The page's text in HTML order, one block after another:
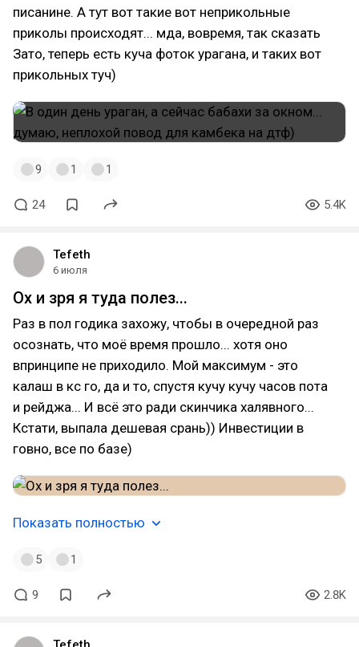
писанине. А тут вот такие вот неприкольные
приколы происходят... мда, вовремя, так сказать
Зато, теперь есть куча фоток урагана, и таких вот
прикольных туч)
9 1 1
24 5.4K
Tefeth
6 июля
Ох и зря я туда полез...
Раз в пол годика захожу, чтобы в очередной раз
осознать, что моё время прошло... хотя оно
впринципе не приходило. Мой максимум - это
калаш в кс го, да и то, спустя кучу кучу часов пота
и рейджа... И всё это ради скинчика халявного...
Кстати, выпала дешевая срань)) Инвестиции в
говно, все по базе)
Показать полностью
5 1
9 2.8K